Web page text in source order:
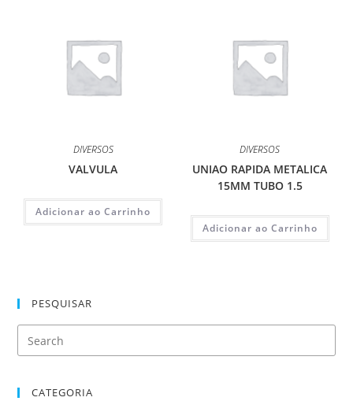
DIVERSOS
VALVULA
Adicionar ao Carrinho
DIVERSOS
UNIAO RAPIDA METALICA
15MM TUBO 1.5
Adicionar ao Carrinho
PESQUISAR
CATEGORIA